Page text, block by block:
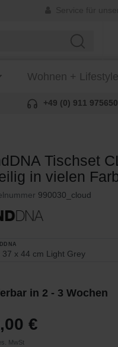
Wohnen + Lifestyle
+49 (0) 911
Tischset
in vielen
990030_cloud
in 2 - 3 Wochen
€
MwSt